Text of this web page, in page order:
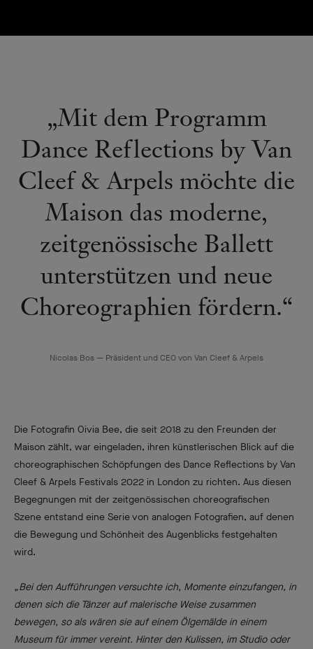
„Mit dem Programm
Dance Reflections by Van
Cleef & Arpels möchte die
Maison das moderne,
zeitgenössische Ballett
unterstützen und neue
Choreographien fördern.“
Nicolas Bos — Präsident und CEO von Van Cleef & Arpels
Die Fotografin Oivia Bee, die seit 2018 zu den Freunden der
Maison zählt, war eingeladen, ihren künstlerischen Blick auf die
choreographischen Schöpfungen des Dance Reflections by Van
Cleef & Arpels Festivals 2022 in London zu richten. Aus diesen
Begegnungen mit der zeitgenössischen choreografischen
Szene entstand eine Serie von analogen Fotografien, auf denen
die Bewegung und Schönheit des Augenblicks festgehalten
wird.
„Bei den Aufführungen versuchte ich, Momente einzufangen, in
denen sich die Tänzer auf malerische Weise zusammen
bewegen, so als wären sie auf einem Ölgemälde in einem
Museum für immer vereint. Hinter den Kulissen, im Studio oder